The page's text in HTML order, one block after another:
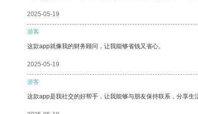
2025-05-19
游客
这款app就像我的财务顾问，让我能够省钱又省心。
2025-05-19
游客
这款app是我社交的好帮手，让我能够与朋友保持联系，分享生